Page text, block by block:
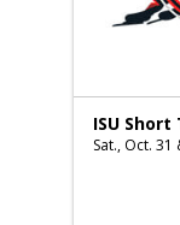
ISU
Sat., Oct. 31